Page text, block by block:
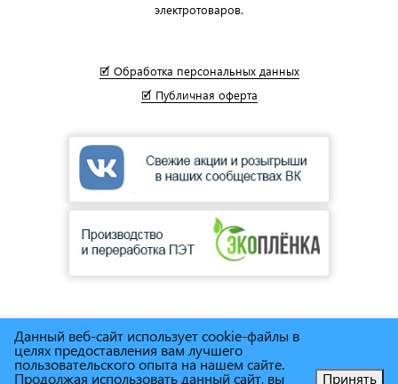
электротоваров.
🗹 Обработка персональных данных
🗹 Публичная оферта
© Сеть магазинов инструмента и техники"Торговый дом
Снабженец" 1995г. - 2025г.
Данный веб-сайт использует cookie-файлы в
целях предоставления вам лучшего
пользовательского опыта на нашем сайте.
Продолжая использовать данный сайт, вы Принять